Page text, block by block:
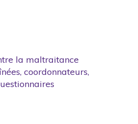
la maltraitance
coordonnateurs,